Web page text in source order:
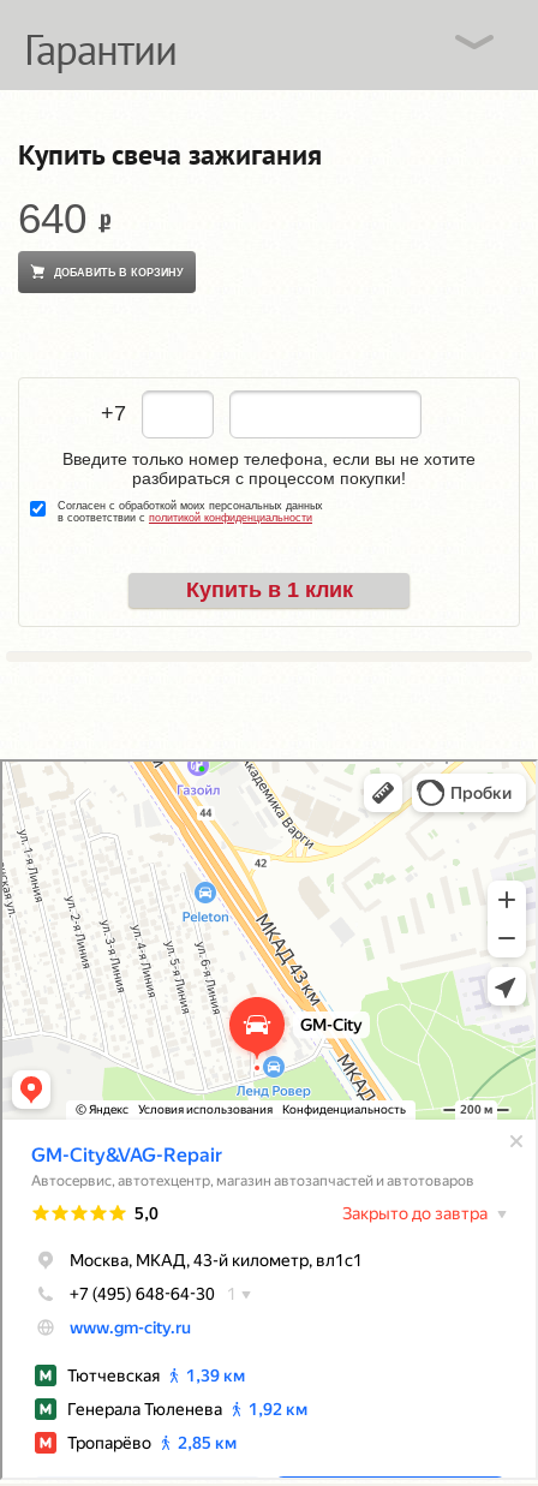
Гарантии
Купить свеча зажигания
640
ДОБАВИТЬ В КОРЗИНУ
+7
Купить в 1 клик
Введите только номер телефона, если вы не хотите
разбираться с процессом покупки!
Согласен с обработкой моих персональных данных
в соответствии с политикой конфиденциальности
GM-City&VAG-Repair
Автосервис, автотехцентр в Москве
Магазин автозапчастей и автотоваров в Москве